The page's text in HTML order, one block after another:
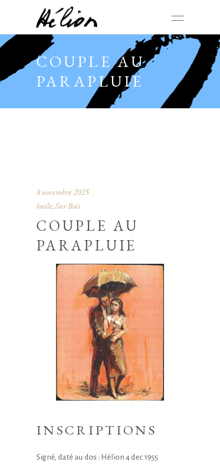
COUPLE AU
PARAPLUIE
8 novembre 2025
huile, Sur Bois
COUPLE AU
PARAPLUIE
INSCRIPTIONS
Signé, daté au dos : Hélion 4 dec 1955